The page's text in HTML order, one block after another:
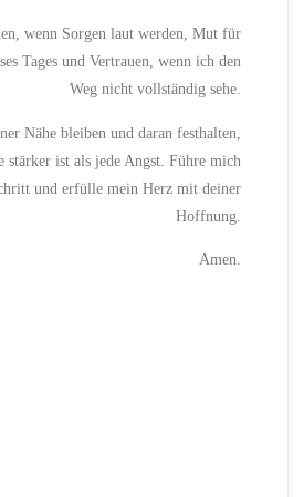
wenn Sorgen laut werden, Mut für
Tages und Vertrauen, wenn ich den
Weg nicht vollständig sehe.
Nähe bleiben und daran festhalten,
stärker ist als jede Angst. Führe mich
und erfülle mein Herz mit deiner
Hoffnung.
Amen.